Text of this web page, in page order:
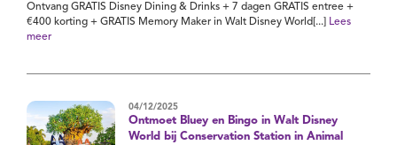
Ontvang GRATIS Disney Dining & Drinks + 7 dagen GRATIS entree +
€400 korting + GRATIS Memory Maker in Walt Disney World[...]
Lees
meer
04/12/2025
Ontmoet Bluey en Bingo in Walt Disney
World bij Conservation Station in Animal